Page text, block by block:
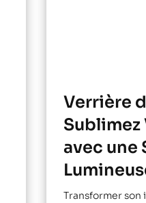
Verrière
Sublimez
avec une
Transformer